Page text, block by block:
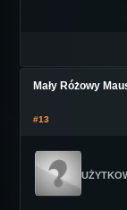
Mały Różowy
#13